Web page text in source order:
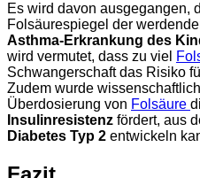
Es wird davon ausgegangen,
Folsäurespiegel der
Asthma-Erkrankung des
wird vermutet, dass zu viel
Schwangerschaft das Risiko
Zudem wurde
Überdosierung von Folsäure
Insulinresistenz fördert, aus
Diabetes Typ 2 entwickeln